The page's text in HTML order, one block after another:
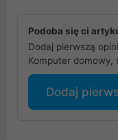
Podoba się ci
Dodaj pierwszą
Komputer domowy,
Dodaj